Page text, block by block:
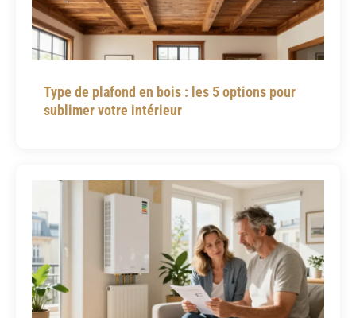
Type de plafond en bois : les 5 options pour
sublimer votre intérieur